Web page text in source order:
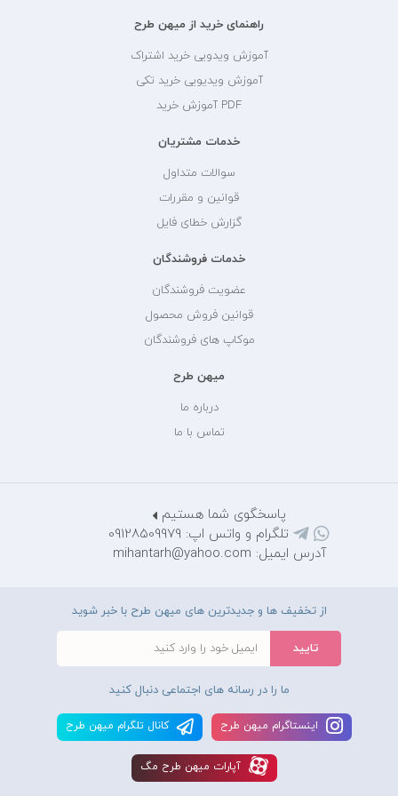
راهنمای خرید از میهن طرح
آموزش ویدویی خرید اشتراک
آموزش ویدیویی خرید تکی
PDF آموزش خرید
خدمات مشتریان
سوالات متداول
قوانین و مقررات
گزارش خطای فایل
خدمات فروشندگان
عضویت فروشندگان
قوانین فروش محصول
موکاپ های فروشندگان
میهن طرح
درباره ما
تماس با ما
پاسخگوی شما هستیم
تلگرام و واتس اپ: 09128509979
آدرس ایمیل: mihantarh@yahoo.com
از تخفیف ها و جدیدترین های میهن طرح با خبر شوید
ما را در رسانه های اجتماعی دنبال کنید
اينستاگرام ميهن طرح کانال تلگرام ميهن طرح
آپارات ميهن طرح مگ